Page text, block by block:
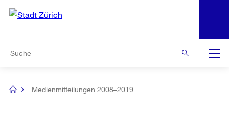
Navigation
[no
Medienmitteilungen 2008–2019